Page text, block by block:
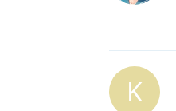
K